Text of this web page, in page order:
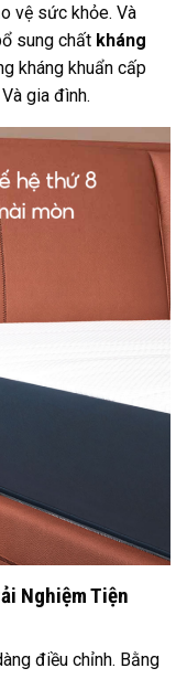
vệ sức khỏe. Và
sung chất kháng
kháng khuẩn cấp
gia đình.
Nghiệm Tiện
điều chỉnh. Bằng